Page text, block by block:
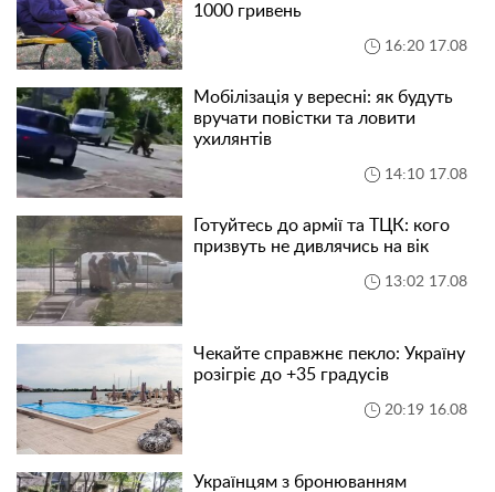
1000 гривень
16:20 17.08
Мобілізація у вересні: як будуть
вручати повістки та ловити
ухилянтів
14:10 17.08
Готуйтесь до армії та ТЦК: кого
призвуть не дивлячись на вік
13:02 17.08
Чекайте справжнє пекло: Україну
розігріє до +35 градусів
20:19 16.08
Українцям з бронюванням